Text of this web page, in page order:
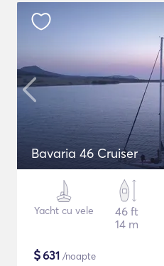
Bavaria 46 Cruiser
Yacht cu vele
46 ft
14 m
$631 /noapte